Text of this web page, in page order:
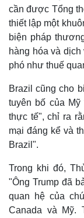
Quan sát
Cuộc sống đó đây
Hồ sơ
cần được Tổng
thiết lập một
biện pháp
hàng hóa và
phó như thuế
Brazil cũng cho
tuyên bố của
thực tế", chỉ ra
mại đáng kể và
Brazil".
Trong khi đó,
"Ông Trump đã
quan hệ của
Canada và Mỹ.